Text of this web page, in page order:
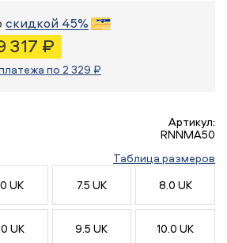
скидкой 45%
317 ₽
по 2 329 ₽
Артикул:
RNNMA50
Таблица размеров
UK 7.5 UK 8.0 UK
UK 9.5 UK 10.0 UK